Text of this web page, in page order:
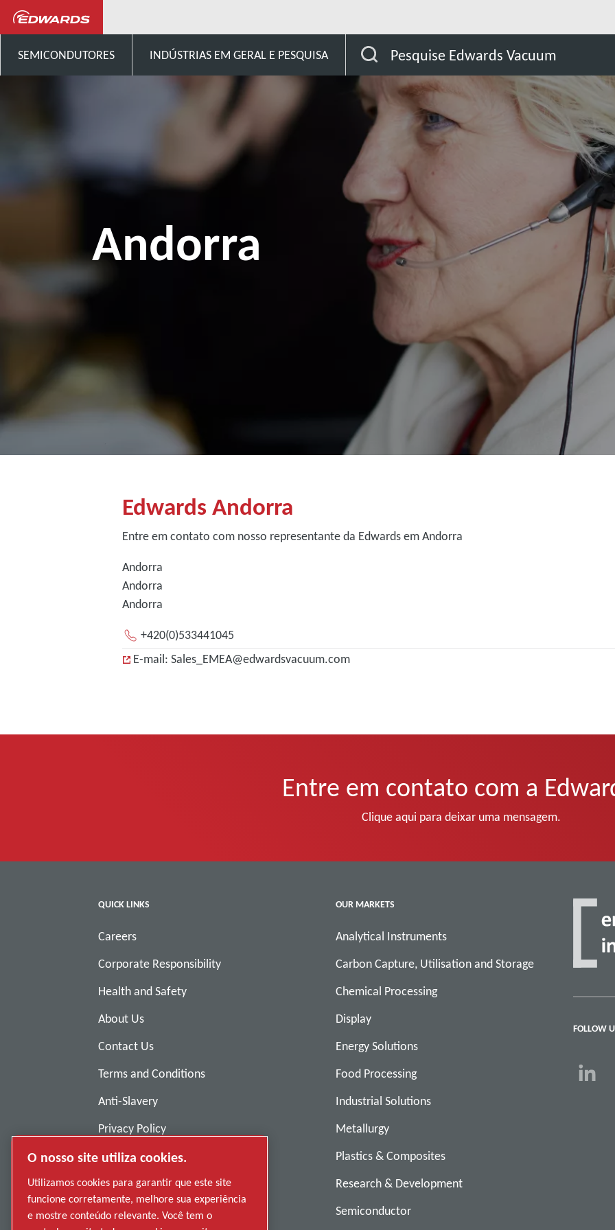
SEMICONDUTORES INDÚSTRIAS EM GERAL E PESQUISA Pesquise Edwards Vacuum
Andorra
Edwards Andorra
Entre em contato com nosso representante da Edwards em Andorra
Andorra
Andorra
Andorra
+420(0)533441045
E-mail: Sales_EMEA@edwardsvacuum.com
Entre em contato com a
Clique aqui para deixar uma mensagem.
QUICK LINKS
Careers
Corporate Responsibility
Health and Safety
About Us
Contact Us
Terms and Conditions
Anti-Slavery
Privacy Policy
Report Misconduct
Suppliers
Accessibility
OUR MARKETS
Analytical Instruments
Carbon Capture, Utilisation and Storage
Chemical Processing
Display
Energy Solutions
Food Processing
Industrial Solutions
Metallurgy
Plastics & Composites
Research & Development
Semiconductor
FOLLOW
O nosso site utiliza cookies.
Utilizamos cookies para garantir que este site
funcione corretamente, melhore sua experiência
e mostre conteúdo relevante. Você tem o